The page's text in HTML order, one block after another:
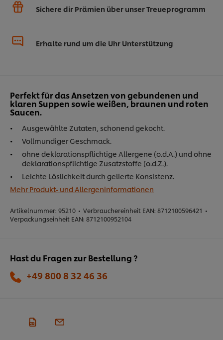
Sichere dir Prämien über unser Treueprogramm
Erhalte rund um die Uhr Unterstützung
Perfekt für das Ansetzen von gebundenen und
klaren Suppen sowie weißen, braunen und roten
Saucen.
Ausgewählte Zutaten, schonend gekocht.
Vollmundiger Geschmack.
ohne deklarationspflichtige Allergene (o.d.A.) und ohne
deklarationspflichtige Zusatzstoffe (o.d.Z.).
Leichte Löslichkeit durch gelierte Konsistenz.
Mehr Produkt- und Allergeninformationen
Artikelnummer: 95210 • Verbrauchereinheit EAN: 8712100596421 •
Verpackungseinheit EAN: 8712100952104
Hast du Fragen zur Bestellung ?
+49 800 8 32 46 36